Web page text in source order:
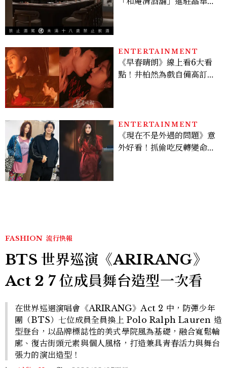
ENTERTAINMENT
《早春晴朗》線上看6大看
點！井柏然為戲自備高訂，
ENTERTAINMENT
《現在不是外遇的問題》意
外好看！抓偷吃反轉變命
FASHION 流行快報
BTS 世界巡演《ARIRANG》
Act 2 7 位成員舞台造型一次看
在世界巡迴演唱會《ARIRANG》Act 2 中，防彈少年
團（BTS）七位成員全員換上 Polo Ralph Lauren 造
型登台，以品牌標誌性的美式學院風為基礎，融合寬鬆輪
廓、復古街頭元素與個人風格，打造兼具青春活力與舞台
張力的演出造型！